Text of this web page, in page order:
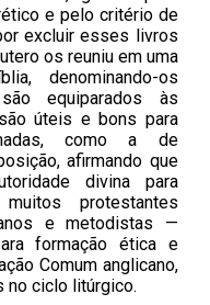
e pelo critério de
excluir esses livros
os reuniu em uma
denominando-os
equiparados às
úteis e bons para
como a de
afirmando que
divina para
protestantes
e metodistas —
formação ética e
Comum anglicano,
no ciclo litúrgico.